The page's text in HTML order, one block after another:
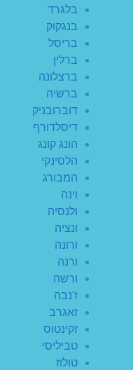
בלגרד
בנגקוק
בריסל
ברלין
ברצלונה
ברשיה
דוברובניק
דיסלדורף
הונג קונג
הלסינקי
המבורג
וינה
ולנסיה
ונציה
ורונה
ורנה
ורשה
ז'נבה
זאגרב
זקינטוס
טביליסי
טולוז